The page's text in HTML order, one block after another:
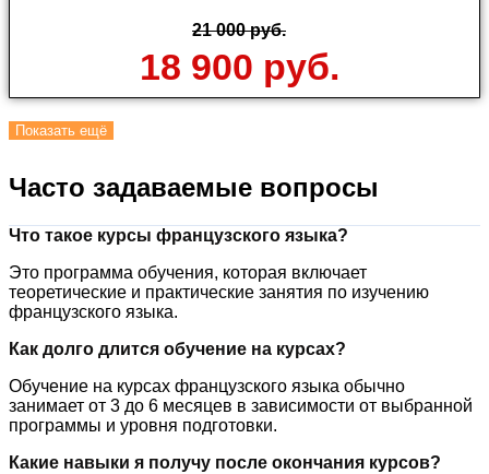
21 000 руб.
18 900 руб.
Показать ещё
Часто задаваемые вопросы
Что такое курсы французского языка?
Это программа обучения, которая включает
теоретические и практические занятия по изучению
французского языка.
Как долго длится обучение на курсах?
Обучение на курсах французского языка обычно
занимает от 3 до 6 месяцев в зависимости от выбранной
программы и уровня подготовки.
Какие навыки я получу после окончания курсов?